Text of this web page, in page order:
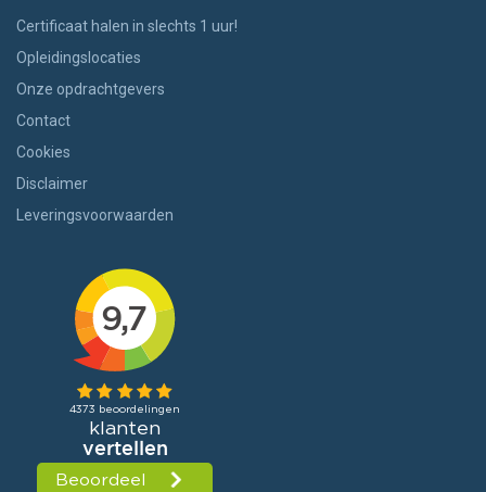
Certificaat halen in slechts 1 uur!
Opleidingslocaties
Onze opdrachtgevers
Contact
Cookies
Disclaimer
Leveringsvoorwaarden